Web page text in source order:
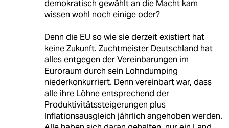
demokratisch gewählt an die Macht kam
wissen wohl noch einige oder?
Denn die EU so wie sie derzeit existiert hat
keine Zukunft. Zuchtmeister Deutschland hat
alles entgegen der Vereinbarungen im
Euroraum durch sein Lohndumping
niederkonkurriert. Denn vereinbart war, dass
alle ihre Löhne entsprechend der
Produktivitätssteigerungen plus
Inflationsausgleich jährlich angehoben werden.